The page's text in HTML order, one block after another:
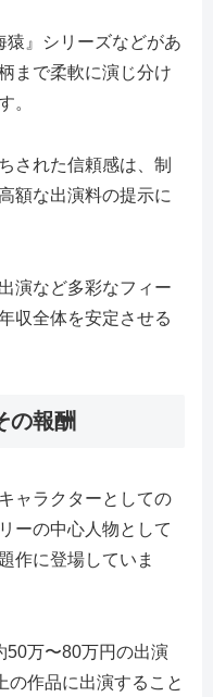
』シリーズなどがあ
まで柔軟に演じ分け
。
された信頼感は、制
額な出演料の提示に
演など多彩なフィー
収全体を安定させる
の報酬
ャラクターとしての
ーの中心人物として
作に登場していま
50万〜80万円の出演
の作品に出演すること